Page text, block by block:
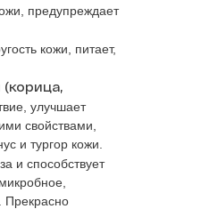
предупреждает
кожи, питает,
улучшает
свойствами,
и тургор кожи.
и способствует
Прекрасно